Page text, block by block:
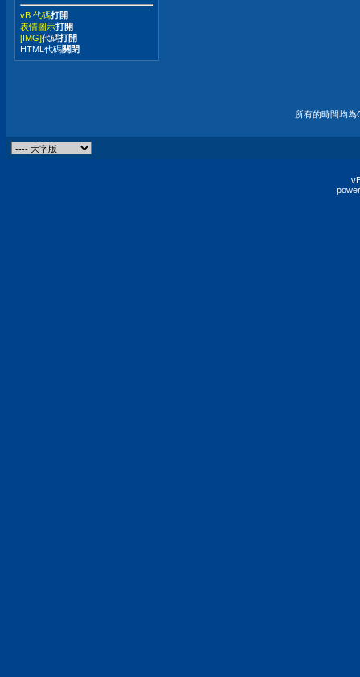
vB 代碼打開
表情圖示打開
[IMG]代碼打開
HTML代碼關閉
所有的時間均為